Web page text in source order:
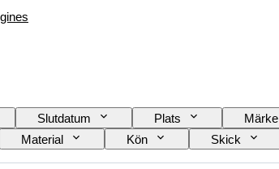
Slutdatum Plats Märke
Material Kön Skick
Språk Färg Urverk